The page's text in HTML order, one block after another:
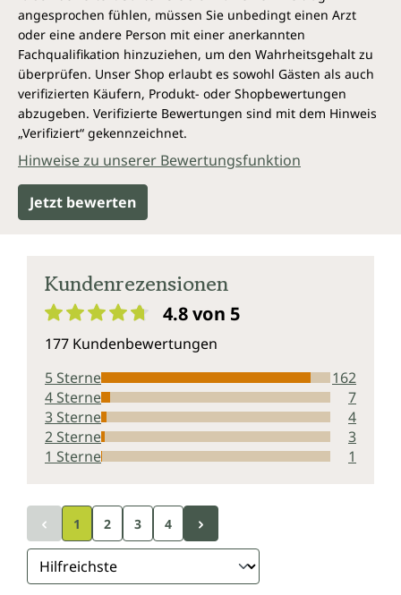
Häutchen, in Kokosnuss und Äpfeln.
Jede Dose OPC-Ultra-Kapseln von Unimedica enthält
240 Kapseln. Das entspricht einem 4-Monatsvorrat.
Vegan und ohne unerwünschte
Zusatzstoffe
Vegane Kapselhülle aus reiner pflanzlicher Cellulose
(HPMC), frei von Carrageen und PEG.
OPC-Ultra-65 %-OPC Kapseln von Unimedica sind,
Farbstoffe, Stabilisatoren, Trennmittel wie
Magnesiumstearat sowie ohne Gentechnik,
laktosefrei, glutenfrei und vegan.
angesprochen fühlen, müssen Sie unbedingt einen Arzt
oder eine andere Person mit einer anerkannten
Fachqualifikation hinzuziehen, um den Wahrheitsgehalt zu
überprüfen. Unser Shop erlaubt es sowohl Gästen als auch
verifizierten Käufern, Produkt- oder Shopbewertungen
abzugeben. Verifizierte Bewertungen sind mit dem Hinweis
„Verifiziert“ gekennzeichnet.
Hinweise zu unserer Bewertungsfunktion
Jetzt bewerten
Kundenrezensionen
4.8 von 5
177 Kundenbewertungen
5 Sterne
162
4 Sterne
7
3 Sterne
4
2 Sterne
3
1 Sterne
1
1 2 3 4